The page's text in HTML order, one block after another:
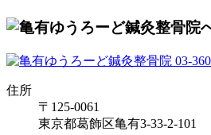
住所
〒125-0061
東京都葛飾区亀有3-33-2-101